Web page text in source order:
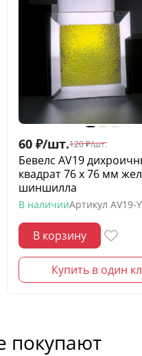
60 ₽/шт.120 ₽/шт.
Бевелс AV19
квадрат 76 х 76 мм
шиншилла
В наличииАртикул AV19-
В корзину
Купить в один
покупают